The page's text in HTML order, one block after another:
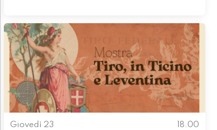
Giovedì 23
18.00